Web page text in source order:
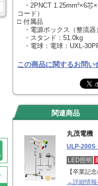
・2PNCT 1.25mm²×6芯
コード）
□ 付属品
・電源ボックス（整流器
・スタンド：51.0kg
・電球：電球：UXL-
この商品に関するお問い
関連商品
丸茂電機
ULP-200S
LED照明
【卒業記
→詳細情報